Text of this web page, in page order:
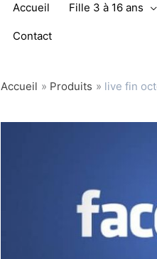
Accueil Fille 3 à 16 ans
Contact
Accueil Produits live fin